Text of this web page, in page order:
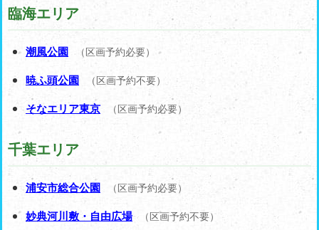
臨海エリア
潮風公園 （区画予約必要）
暁ふ頭公園 （区画予約不要）
そなエリア東京 （区画予約必要）
千葉エリア
浦安市総合公園 （区画予約必要）
妙典河川敷・自由広場 （区画予約不要）